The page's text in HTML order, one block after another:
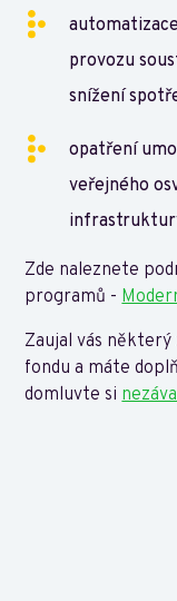
provozu
snížení
opatření
veřejného
Zde naleznete
programů -
Zaujal vás
fondu a máte
domluvte si